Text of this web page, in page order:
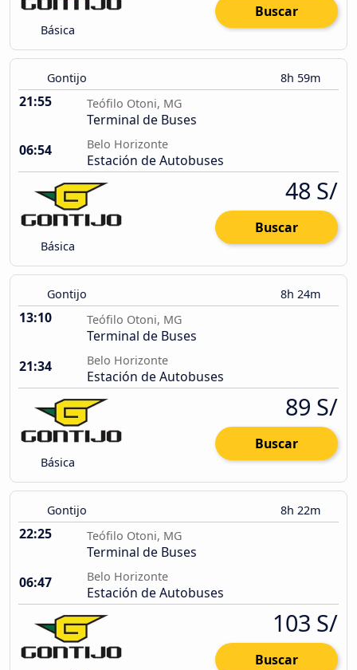
Básica
Buscar
Gontijo 8h 59m
21:55 Teófilo Otoni, MG
Terminal de Buses
06:54
Belo Horizonte
Estación de Autobuses
Básica
48 S/
Buscar
Gontijo 8h 24m
13:10 Teófilo Otoni, MG
Terminal de Buses
21:34
Belo Horizonte
Estación de Autobuses
Básica
89 S/
Buscar
Gontijo 8h 22m
22:25 Teófilo Otoni, MG
Terminal de Buses
06:47
Belo Horizonte
Estación de Autobuses
103 S/
Buscar